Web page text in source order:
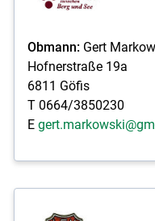
Obmann: Gert
Hofnerstraße 19a
6811 Göfis
T 0664/3850230
E